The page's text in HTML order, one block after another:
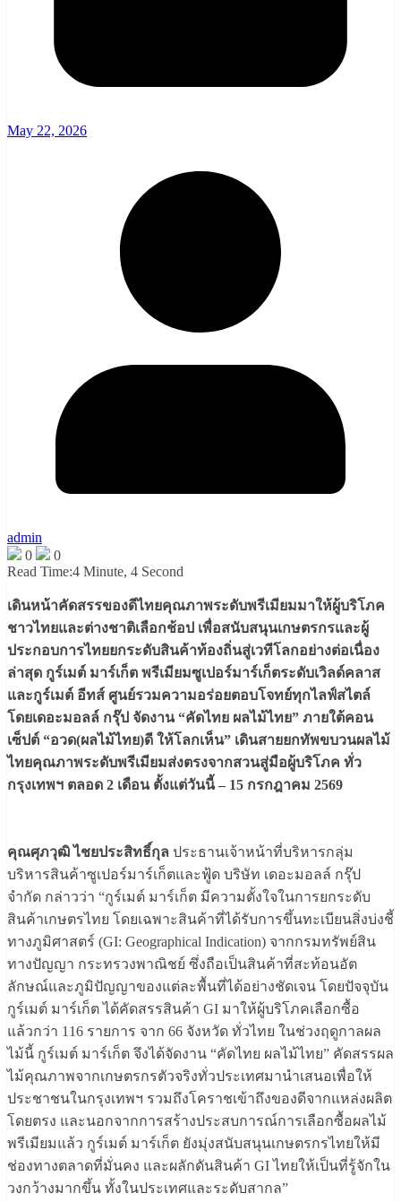
May 22, 2026
admin
0
0
Read Time:4 Minute, 4 Second
เดินหน้าคัดสรรของดีไทยคุณภาพระดับพรีเมียมมาให้ผู้บริโภค
ชาวไทยและต่างชาติเลือกช้อป เพื่อสนับสนุนเกษตรกรและผู้
ประกอบการไทยยกระดับสินค้าท้องถิ่นสู่เวทีโลกอย่างต่อเนื่อง
ล่าสุด กูร์เมต์ มาร์เก็ต พรีเมียมซูเปอร์มาร์เก็ตระดับเวิลด์คลาส
และกูร์เมต์ อีทส์ ศูนย์รวมความอร่อยตอบโจทย์ทุกไลฟ์สไตล์
โดยเดอะมอลล์ กรุ๊ป จัดงาน “คัดไทย ผลไม้ไทย” ภายใต้คอน
เซ็ปต์ “อวด(ผลไม้ไทย)ดี ให้โลกเห็น” เดินสายยกทัพขบวนผลไม้
ไทยคุณภาพระดับพรีเมียมส่งตรงจากสวนสู่มือผู้บริโภค ทั่ว
กรุงเทพฯ ตลอด 2 เดือน ตั้งแต่วันนี้ – 15 กรกฎาคม 2569
คุณศุภวุฒิ ไชยประสิทธิ์กุล ประธานเจ้าหน้าที่บริหารกลุ่ม
บริหารสินค้าซูเปอร์มาร์เก็ตและฟู้ด บริษัท เดอะมอลล์ กรุ๊ป
จำกัด กล่าวว่า “กูร์เมต์ มาร์เก็ต มีความตั้งใจในการยกระดับ
สินค้าเกษตรไทย โดยเฉพาะสินค้าที่ได้รับการขึ้นทะเบียนสิ่งบ่งชี้
ทางภูมิศาสตร์ (GI: Geographical Indication) จากกรมทรัพย์สิน
ทางปัญญา กระทรวงพาณิชย์ ซึ่งถือเป็นสินค้าที่สะท้อนอัต
ลักษณ์และภูมิปัญญาของแต่ละพื้นที่ได้อย่างชัดเจน โดยปัจจุบัน
กูร์เมต์ มาร์เก็ต ได้คัดสรรสินค้า GI มาให้ผู้บริโภคเลือกซื้อ
แล้วกว่า 116 รายการ จาก 66 จังหวัด ทั่วไทย ในช่วงฤดูกาลผล
ไม้นี้ กูร์เมต์ มาร์เก็ต จึงได้จัดงาน “คัดไทย ผลไม้ไทย” คัดสรรผล
ไม้คุณภาพจากเกษตรกรตัวจริงทั่วประเทศมานำเสนอเพื่อให้
ประชาชนในกรุงเทพฯ รวมถึงโคราชเข้าถึงของดีจากแหล่งผลิต
โดยตรง และนอกจากการสร้างประสบการณ์การเลือกซื้อผลไม้
พรีเมียมแล้ว กูร์เมต์ มาร์เก็ต ยังมุ่งสนับสนุนเกษตรกรไทยให้มี
ช่องทางตลาดที่มั่นคง และผลักดันสินค้า GI ไทยให้เป็นที่รู้จักใน
วงกว้างมากขึ้น ทั้งในประเทศและระดับสากล”